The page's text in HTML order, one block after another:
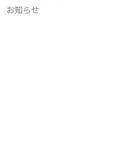
お知らせ